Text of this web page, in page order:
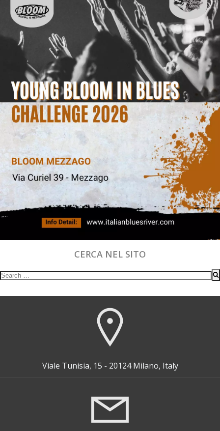
CERCA NEL SITO
Search
Viale Tunisia, 15 - 20124 Milano, Italy